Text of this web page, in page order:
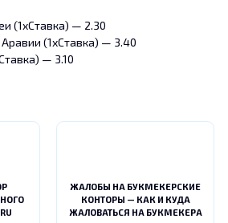
(1хСтавка) — 2.30
(1хСтавка) — 3.40
— 3.10
ЖАЛОБЫ НА БУКМЕКЕРСКИЕ
КОНТОРЫ — КАК И КУДА
ЖАЛОВАТЬСЯ НА БУКМЕКЕРА